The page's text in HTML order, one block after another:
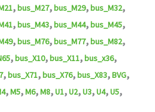
,bus_M27,bus_M29,bus_M32,
,bus_M43,bus_M44,bus_M45,
,bus_M76,bus_M77,bus_M82,
,bus_X10,bus_X11,bus_x36,
,bus_X71,bus_X76,bus_X83,BVG,
,M5,M6,M8,U1,U2,U3,U4,U5,